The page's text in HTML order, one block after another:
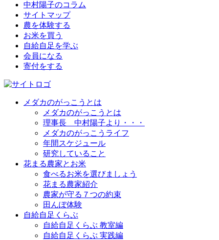
中村陽子のコラム
サイトマップ
農を体験する
お米を買う
自給自足を学ぶ
会員になる
寄付をする
メダカのがっこうとは
メダカのがっこうとは
理事長 中村陽子より・・・
メダカのがっこうライフ
年間スケジュール
研究していること
花まる農家とお米
食べるお米を選びましょう
花まる農家紹介
農家が守る７つの約束
田んぼ体験
自給自足くらぶ
自給自足くらぶ 教室編
自給自足くらぶ 実践編